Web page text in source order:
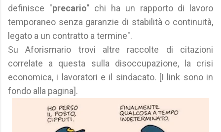
definisce "precario" chi ha un rapporto di lavoro
temporaneo senza garanzie di stabilità o continuità,
legato a un contratto a termine".
Su Aforismario trovi altre raccolte di citazioni
correlate a questa sulla disoccupazione, la crisi
economica, i lavoratori e il sindacato. [I link sono in
fondo alla pagina].